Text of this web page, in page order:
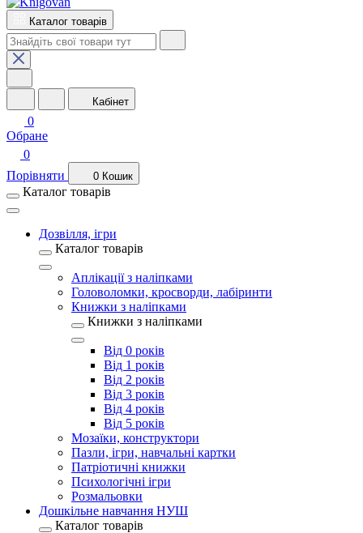
Каталог товарів
Кабінет
0
Обране
0
Порівняти
0 Кошик
Каталог товарів
Дозвілля, ігри
Каталог товарів
Аплікації з наліпками
Головоломки, кросворди, лабіринти
Книжки з наліпками
Книжки з наліпками
Від 0 років
Від 1 років
Від 2 років
Від 3 років
Від 4 років
Від 5 років
Мозаїки, конструктори
Пазли, ігри, навчальні картки
Патріотичні книжки
Психологічні ігри
Розмальовки
Дошкільне навчання НУШ
Каталог товарів